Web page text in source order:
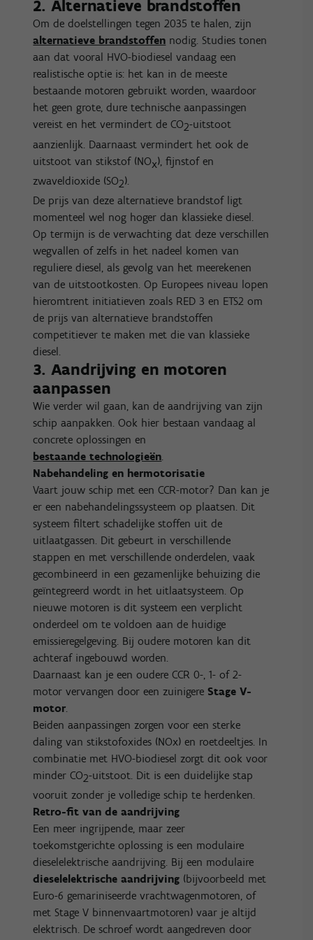
2. Alternatieve brandstoffen
Om de doelstellingen tegen 2035 te halen, zijn
alternatieve brandstoffen nodig. Studies tonen
aan dat vooral HVO-biodiesel vandaag een
realistische optie is: het kan in de meeste
bestaande motoren gebruikt worden, waardoor
het geen grote, dure technische aanpassingen
vereist en het vermindert de CO2-uitstoot
aanzienlijk. Daarnaast vermindert het ook de
uitstoot van stikstof (NOx), fijnstof en
zwaveldioxide (SO2).
De prijs van deze alternatieve brandstof ligt
momenteel wel nog hoger dan klassieke diesel.
Op termijn is de verwachting dat deze verschillen
wegvallen of zelfs in het nadeel komen van
reguliere diesel, als gevolg van het meerekenen
van de uitstootkosten. Op Europees niveau lopen
hieromtrent initiatieven zoals RED 3 en ETS2 om
de prijs van alternatieve brandstoffen
competitiever te maken met die van klassieke
diesel.
3. Aandrijving en motoren
aanpassen
Wie verder wil gaan, kan de aandrijving van zijn
schip aanpakken. Ook hier bestaan vandaag al
concrete oplossingen en
bestaande technologieën.
Nabehandeling en hermotorisatie
Vaart jouw schip met een CCR-motor? Dan kan je
er een nabehandelingssysteem op plaatsen. Dit
systeem filtert schadelijke stoffen uit de
uitlaatgassen. Dit gebeurt in verschillende
stappen en met verschillende onderdelen, vaak
gecombineerd in een gezamenlijke behuizing die
geïntegreerd wordt in het uitlaatsysteem. Op
nieuwe motoren is dit systeem een verplicht
onderdeel om te voldoen aan de huidige
emissieregelgeving. Bij oudere motoren kan dit
achteraf ingebouwd worden.
Daarnaast kan je een oudere CCR 0-, 1- of 2-
motor vervangen door een zuinigereStage V-
motor.
Beiden aanpassingen zorgen voor een sterke
daling van stikstofoxides (NOx) en roetdeeltjes. In
combinatie met HVO-biodiesel zorgt dit ook voor
minder CO2-uitstoot. Dit is een duidelijke stap
vooruit zonder je volledige schip te herdenken.
Retro-fit van de aandrijving
Een meer ingrijpende, maar zeer
toekomstgerichte oplossing is een modulaire
dieselelektrische aandrijving. Bij een modulaire
dieselelektrische aandrijving (bijvoorbeeld met
Euro-6 gemariniseerde vrachtwagenmotoren, of
met Stage V binnenvaartmotoren) vaar je altijd
elektrisch. De schroef wordt aangedreven door